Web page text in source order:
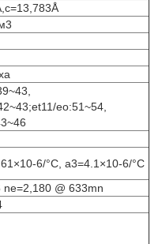
;et11/eo:51~54,
6/°C , a3=4.1×10-6/°C
ne=2,180 @ 633mn